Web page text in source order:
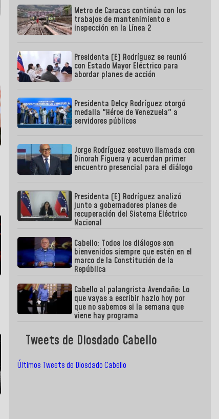
Metro de Caracas continúa con los
trabajos de mantenimiento e
inspección en la Línea 2
Presidenta (E) Rodríguez se reunió
con Estado Mayor Eléctrico para
abordar planes de acción
Presidenta Delcy Rodríguez otorgó
medalla "Héroe de Venezuela" a
servidores públicos
Jorge Rodríguez sostuvo llamada con
Dinorah Figuera y acuerdan primer
encuentro presencial para el diálogo
Presidenta (E) Rodríguez analizó
junto a gobernadores planes de
recuperación del Sistema Eléctrico
Nacional
Cabello: Todos los diálogos son
bienvenidos siempre que estén en el
marco de la Constitución de la
República
Cabello al palangrista Avendaño: Lo
que vayas a escribir hazlo hoy por
que no sabemos si la semana que
viene hay programa
Tweets de Diosdado Cabello
Últimos Tweets de Diosdado Cabello